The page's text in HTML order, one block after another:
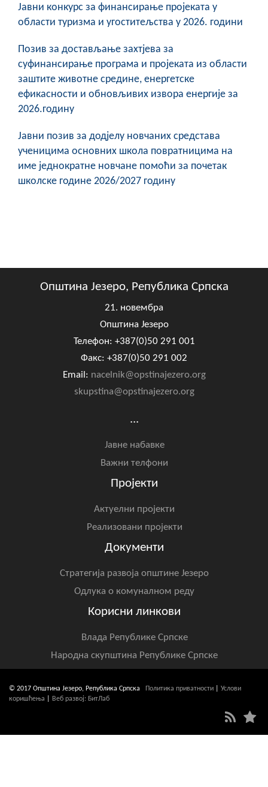
Јавни конкурс за финансирање пројеката у
области туризма и угоститељства у 2026. години
Позив за достављање захтјева за
суфинансирање програма и пројеката из области
заштите животне средине, енергетске
ефикасности и обновљивих извора енергије за
2026.годину
Јавни позив за додјелу новчаних средстава
ученицима основних школа повратницима на
име једнократне новчане помоћи за почетак
школске године 2026/2027 годину
Општина Језеро, Република Српска
21. новембра
Општина Језеро
Телефон: +387(0)50 291 001
Факс: +387(0)50 291 002
Email: nacelnik@opstinajezero.org
skupstina@opstinajezero.org
...
Јавне набавке
Важни телфони
Пројекти
Актуелни пројекти
Реализовани пројекти
Документи
Стратегија развоја општине Језеро
Одлука о комуналном реду
Корисни линкови
Влада Републике Српске
Народна скупштина Републике Српске
© 2017 Општина Језеро, Република Српска Политика приватности
Услови
коришћења
Веб развој: БитЛаб